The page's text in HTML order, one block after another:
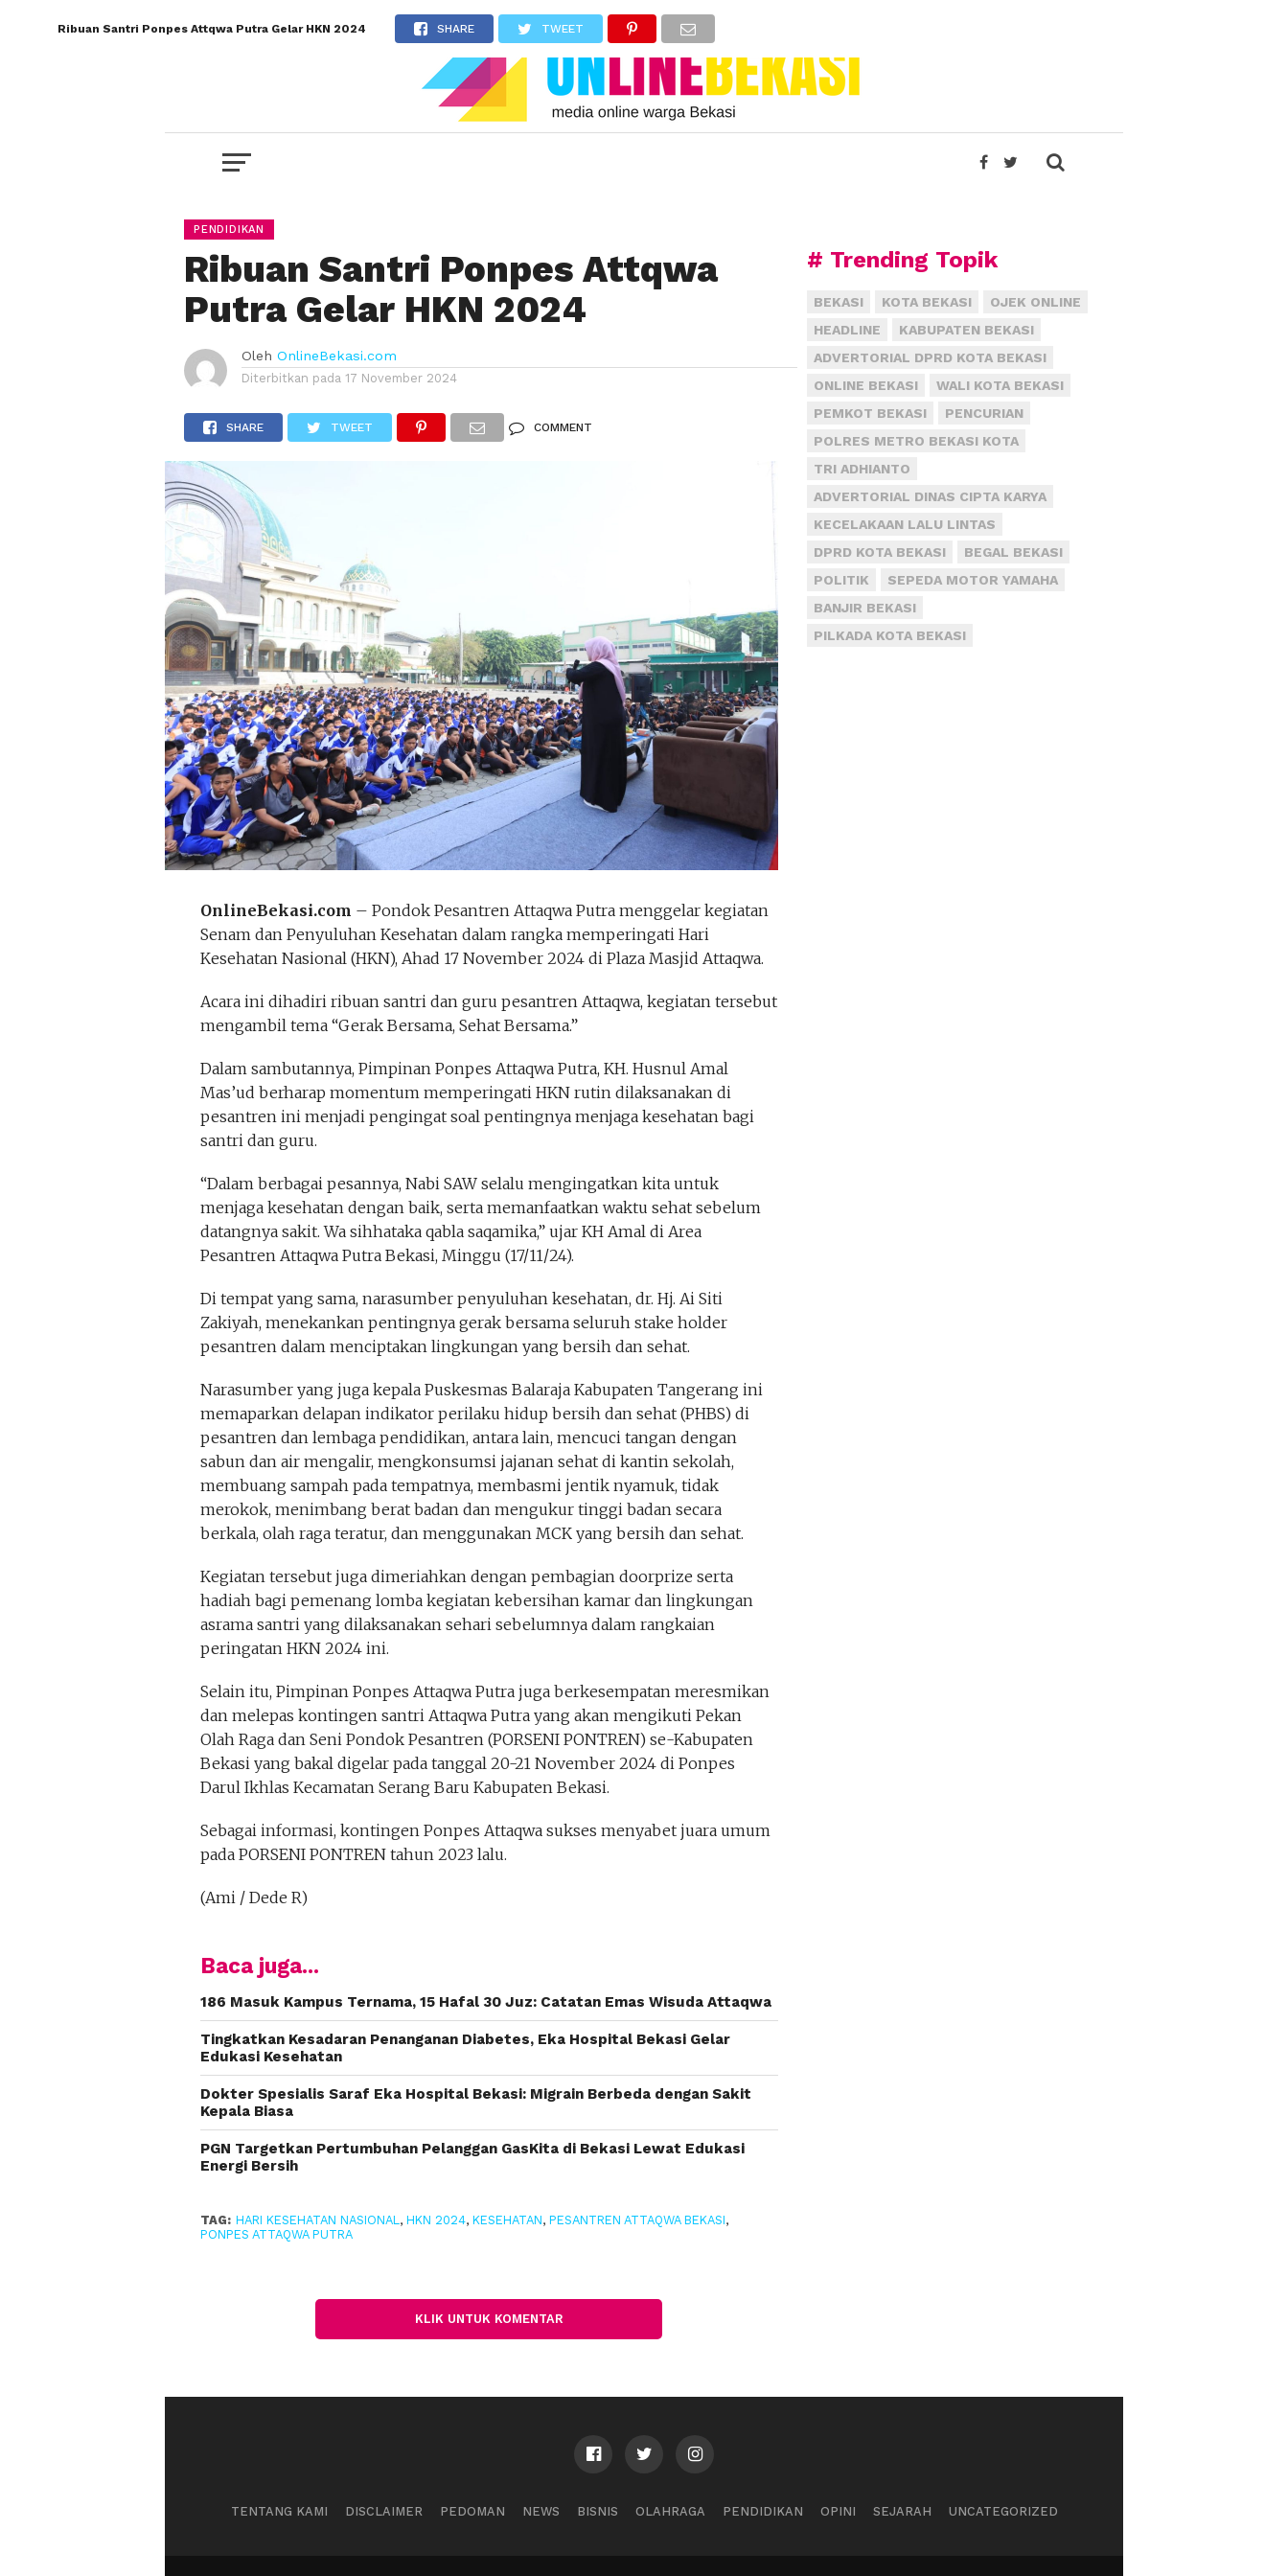
Ribuan Santri Ponpes Attqwa Putra Gelar HKN 2024 SHARE TWEET
PENDIDIKAN
Ribuan Santri Ponpes Attqwa
Putra Gelar HKN 2024
Oleh OnlineBekasi.com
Diterbitkan pada 17 November 2024
SHARE TWEET COMMENT
OnlineBekasi.com – Pondok Pesantren Attaqwa Putra menggelar kegiatan
Senam dan Penyuluhan Kesehatan dalam rangka memperingati Hari
Kesehatan Nasional (HKN), Ahad 17 November 2024 di Plaza Masjid Attaqwa.
Acara ini dihadiri ribuan santri dan guru pesantren Attaqwa, kegiatan tersebut
mengambil tema “Gerak Bersama, Sehat Bersama.”
Dalam sambutannya, Pimpinan Ponpes Attaqwa Putra, KH. Husnul Amal
Mas’ud berharap momentum memperingati HKN rutin dilaksanakan di
pesantren ini menjadi pengingat soal pentingnya menjaga kesehatan bagi
santri dan guru.
“Dalam berbagai pesannya, Nabi SAW selalu mengingatkan kita untuk
menjaga kesehatan dengan baik, serta memanfaatkan waktu sehat sebelum
datangnya sakit. Wa sihhataka qabla saqamika,” ujar KH Amal di Area
Pesantren Attaqwa Putra Bekasi, Minggu (17/11/24).
Di tempat yang sama, narasumber penyuluhan kesehatan, dr. Hj. Ai Siti
Zakiyah, menekankan pentingnya gerak bersama seluruh stake holder
pesantren dalam menciptakan lingkungan yang bersih dan sehat.
Narasumber yang juga kepala Puskesmas Balaraja Kabupaten Tangerang ini
memaparkan delapan indikator perilaku hidup bersih dan sehat (PHBS) di
pesantren dan lembaga pendidikan, antara lain, mencuci tangan dengan
sabun dan air mengalir, mengkonsumsi jajanan sehat di kantin sekolah,
membuang sampah pada tempatnya, membasmi jentik nyamuk, tidak
merokok, menimbang berat badan dan mengukur tinggi badan secara
berkala, olah raga teratur, dan menggunakan MCK yang bersih dan sehat.
Kegiatan tersebut juga dimeriahkan dengan pembagian doorprize serta
hadiah bagi pemenang lomba kegiatan kebersihan kamar dan lingkungan
asrama santri yang dilaksanakan sehari sebelumnya dalam rangkaian
peringatan HKN 2024 ini.
Selain itu, Pimpinan Ponpes Attaqwa Putra juga berkesempatan meresmikan
dan melepas kontingen santri Attaqwa Putra yang akan mengikuti Pekan
Olah Raga dan Seni Pondok Pesantren (PORSENI PONTREN) se-Kabupaten
Bekasi yang bakal digelar pada tanggal 20-21 November 2024 di Ponpes
Darul Ikhlas Kecamatan Serang Baru Kabupaten Bekasi.
Sebagai informasi, kontingen Ponpes Attaqwa sukses menyabet juara umum
pada PORSENI PONTREN tahun 2023 lalu.
(Ami / Dede R)
Baca juga...
186 Masuk Kampus Ternama, 15 Hafal 30 Juz: Catatan Emas Wisuda Attaqwa
Tingkatkan Kesadaran Penanganan Diabetes, Eka Hospital Bekasi Gelar
Edukasi Kesehatan
Dokter Spesialis Saraf Eka Hospital Bekasi: Migrain Berbeda dengan Sakit
Kepala Biasa
PGN Targetkan Pertumbuhan Pelanggan GasKita di Bekasi Lewat Edukasi
Energi Bersih
TAG: HARI KESEHATAN NASIONAL , HKN 2024, KESEHATAN, PESANTREN ATTAQWA BEKASI,
PONPES ATTAQWA PUTRA
KLIK UNTUK KOMENTAR
# Trending Topik
BEKASI KOTA BEKASI
OJEK ONLINE
HEADLINE
KABUPATEN BEKASI
ADVERTORIAL DPRD KOTA BEKASI
ONLINE BEKASI
WALI KOTA BEKASI
PEMKOT BEKASI
PENCURIAN
POLRES METRO BEKASI KOTA
TRI ADHIANTO
ADVERTORIAL DINAS CIPTA KARYA
KECELAKAAN LALU LINTAS
DPRD KOTA BEKASI
BEGAL BEKASI
POLITIK
SEPEDA MOTOR YAMAHA
BANJIR BEKASI
PILKADA KOTA BEKASI
TENTANG KAMI DISCLAIMER PEDOMAN NEWS BISNIS OLAHRAGA PENDIDIKAN OPINI SEJARAH UNCATEGORIZED